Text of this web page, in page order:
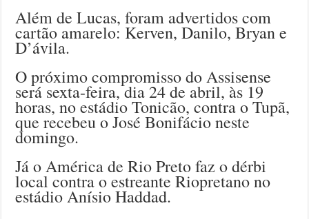
Além de Lucas, foram advertidos com
cartão amarelo: Kerven, Danilo, Bryan e
D’ávila.
O próximo compromisso do Assisense
será sexta-feira, dia 24 de abril, às 19
horas, no estádio Tonicão, contra o Tupã,
que recebeu o José Bonifácio neste
domingo.
Já o América de Rio Preto faz o dérbi
local contra o estreante Riopretano no
estádio Anísio Haddad.